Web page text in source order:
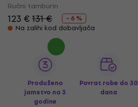
Ručni tamburin
123 €131 €
- 6 %
Na zalihi kod dobavljača
Produženo
jamstvo na 3
godine
Povrat robe do 30
dana